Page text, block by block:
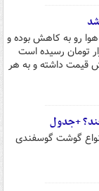
رو به کاهش بوده و
اخیر به زیر ۴۰۰ هزار تومان رسیده است
قیمت داشته و به هر
+جدول
گوشت گوسفندی